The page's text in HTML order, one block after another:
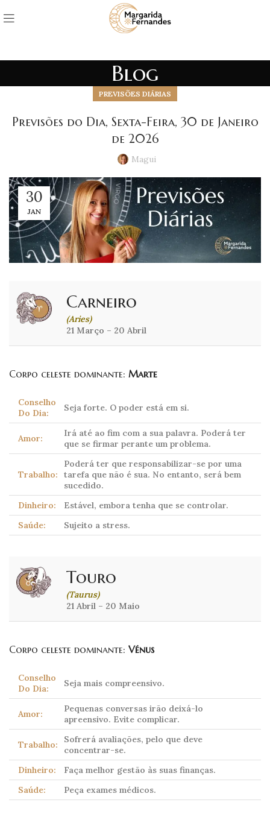
Blog
PREVISÕES DIÁRIAS
Previsões do Dia, Sexta-Feira, 30 de Janeiro
de 2026
Magui
30
JAN
Carneiro
(Aries)
21 Março – 20 Abril
Corpo celeste dominante: Marte
Conselho
Do Dia:
Seja forte. O poder está em si.
Amor:
Irá até ao fim com a sua palavra. Poderá ter
que se firmar perante um problema.
Trabalho:
Poderá ter que responsabilizar-se por uma
tarefa que não é sua. No entanto, será bem
sucedido.
Dinheiro:
Estável, embora tenha que se controlar.
Saúde:
Sujeito a stress.
Touro
(Taurus)
21 Abril – 20 Maio
Corpo celeste dominante: Vénus
Conselho
Do Dia:
Seja mais compreensivo.
Amor:
Pequenas conversas irão deixá-lo
apreensivo. Evite complicar.
Trabalho:
Sofrerá avaliações, pelo que deve
concentrar-se.
Dinheiro:
Faça melhor gestão às suas finanças.
Saúde:
Peça exames médicos.